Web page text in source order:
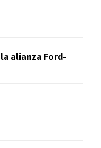
alianza Ford-